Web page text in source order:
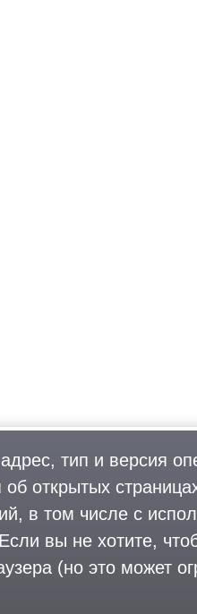
тип и версия
открытых
в том числе с
вы не хотите,
(но это может